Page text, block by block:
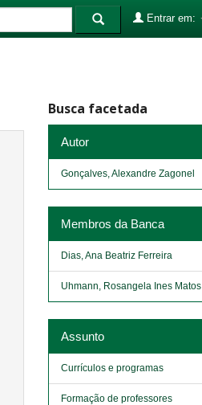
Entrar em:
Busca facetada
Autor
Gonçalves, Alexandre Zagonel
Membros da Banca
Dias, Ana Beatriz Ferreira
Uhmann, Rosangela Ines Matos
Assunto
Currículos e programas
Formação de professores